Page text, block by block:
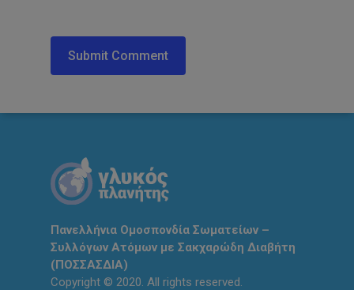
Πανελλήνια Ομοσπονδία Σωματείων –
Συλλόγων Ατόμων με Σακχαρώδη Διαβήτη
(ΠΟΣΣΑΣΔΙΑ)
Copyright © 2020. All rights reserved.